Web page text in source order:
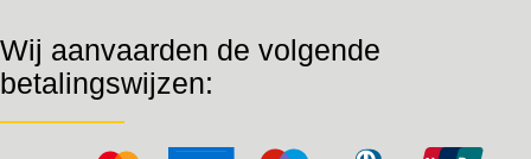
Wij aanvaarden de volgende
betalingswijzen: